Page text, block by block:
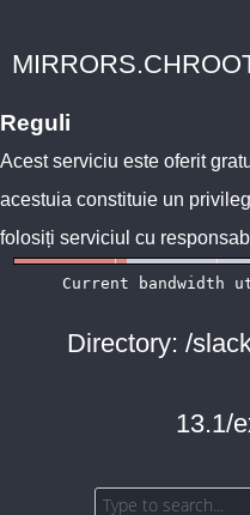
Reguli
Acest serviciu este oferit
acestuia constituie un
folosiți serviciul cu
Directory: /
13.1/